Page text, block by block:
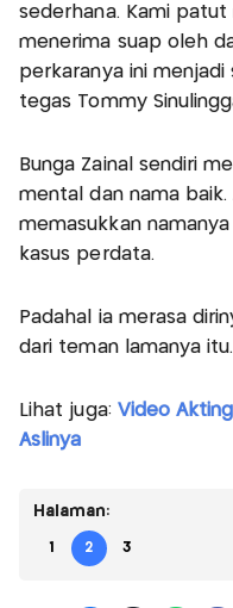
sederhana. Kami
menerima suap oleh
perkaranya ini
tegas Tommy
Bunga Zainal sendiri
mental dan nama
memasukkan
kasus perdata.
Padahal ia merasa
dari teman lamanya itu.
Lihat juga: Video
Aslinya
Halaman:
1 2 3